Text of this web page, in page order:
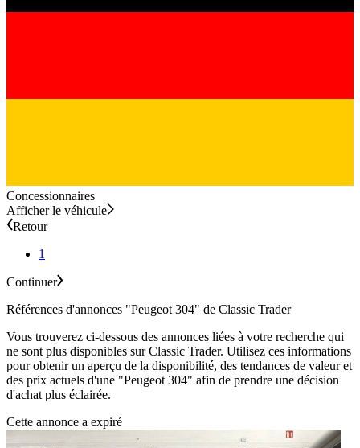
Concessionnaires
Afficher le véhicule
Retour
1
Continuer
Références d'annonces "Peugeot 304" de Classic Trader
Vous trouverez ci-dessous des annonces liées à votre recherche qui
ne sont plus disponibles sur Classic Trader. Utilisez ces informations
pour obtenir un aperçu de la disponibilité, des tendances de valeur et
des prix actuels d'une "Peugeot 304" afin de prendre une décision
d'achat plus éclairée.
Cette annonce a expiré